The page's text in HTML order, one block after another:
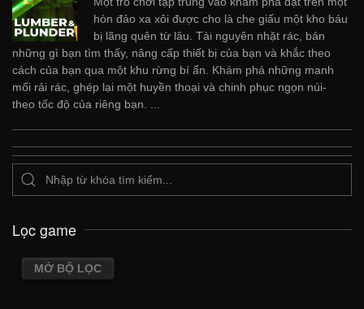
hòn đảo xa xôi được cho là che giấu một kho báu
bị lãng quên từ lâu. Tài nguyên nhặt rác, bán
những gì bạn tìm thấy, nâng cấp thiết bị của bạn và khắc theo
cách của bạn qua một khu rừng bí ẩn. Khám phá những manh
mối rải rác, ghép lại một huyền thoại và chinh phục ngọn núi-
theo tốc độ của riêng bạn. ...
Lọc game
MỞ BỘ LỌC